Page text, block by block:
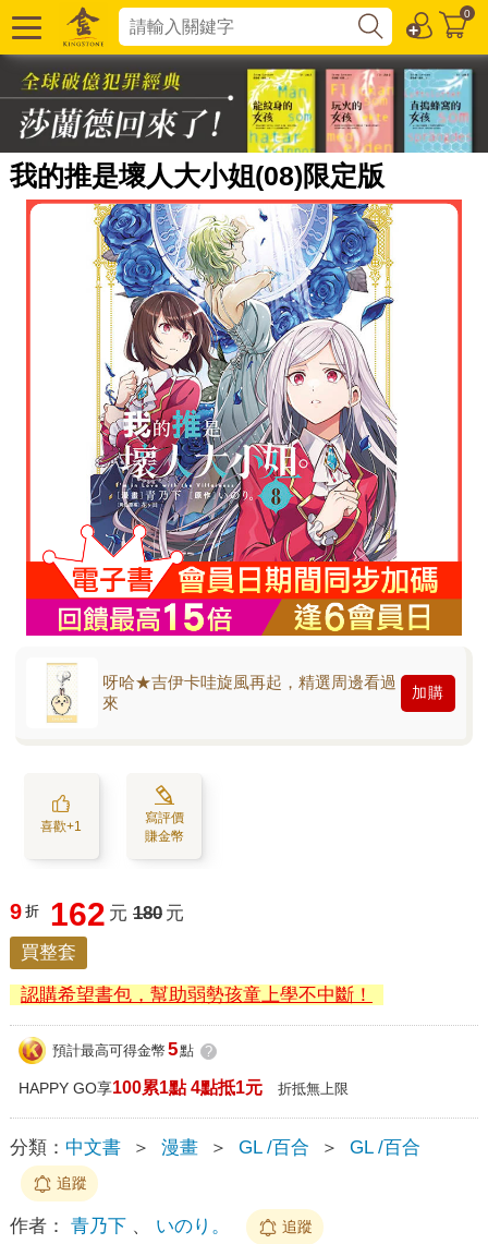
0
我的推是壞人大小姐(08)限定版
呀哈★吉伊卡哇旋風再起，精選周邊看過
來
加購
喜歡+1
寫評價
賺金幣
9 折 162 元 180 元
買整套
認購希望書包，幫助弱勢孩童上學不中斷！
預計最高可得金幣 5點 ?
HAPPY GO享100累1點 4點抵1元 折抵無上限
分類： 中文書 ＞ 漫畫 ＞ GL /百合 ＞ GL /百合
追蹤
作者： 青乃下、 いのり。 追蹤